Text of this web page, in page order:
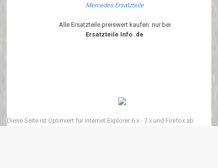
Mercedes Ersatzteile
Alle Ersatzteile preiswert kaufen: nur bei
Ersatzteile Info .de
Diese Seite ist Optimiert für Internet Explorer 6.x - 7.x und Firefox ab